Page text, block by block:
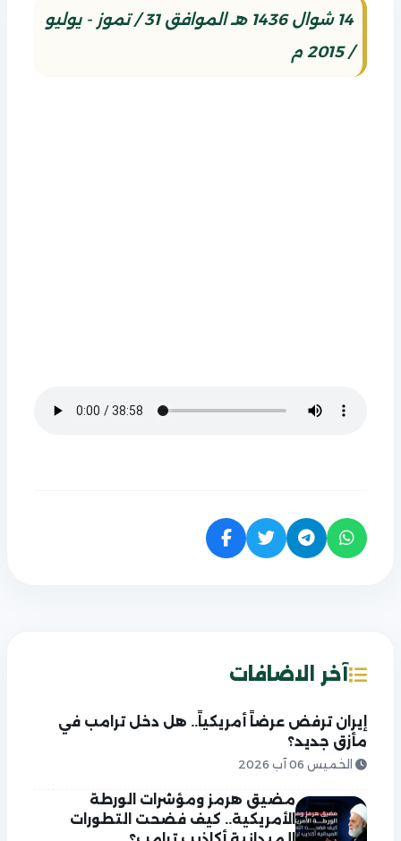
14 شوال 1436 هـ الموافق 31 / تموز - يوليو
/ 2015 م
آخر الاضافات
إيران ترفض عرضاً أمريكياً.. هل دخل ترامب في
مأزق جديد؟
الخميس 06 آب 2026
مضيق هرمز ومؤشرات الورطة
الأمريكية.. كيف فضحت التطورات